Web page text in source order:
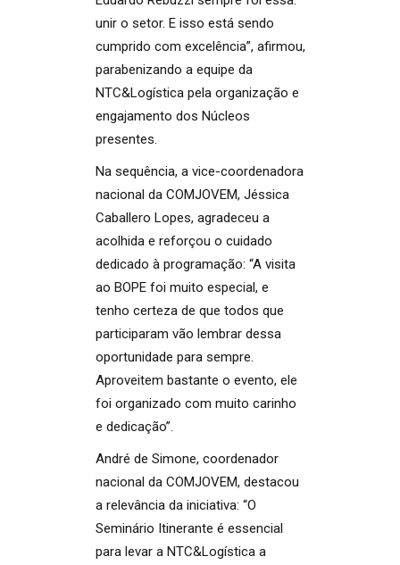
unir o setor. E isso está sendo
cumprido com excelência”, afirmou,
parabenizando a equipe da
NTC&Logística pela organização e
engajamento dos Núcleos
presentes.
Na sequência, a vice-coordenadora
nacional da COMJOVEM, Jéssica
Caballero Lopes, agradeceu a
acolhida e reforçou o cuidado
dedicado à programação: “A visita
ao BOPE foi muito especial, e
tenho certeza de que todos que
participaram vão lembrar dessa
oportunidade para sempre.
Aproveitem bastante o evento, ele
foi organizado com muito carinho
e dedicação”.
André de Simone, coordenador
nacional da COMJOVEM, destacou
a relevância da iniciativa: “O
Seminário Itinerante é essencial
para levar a NTC&Logística a